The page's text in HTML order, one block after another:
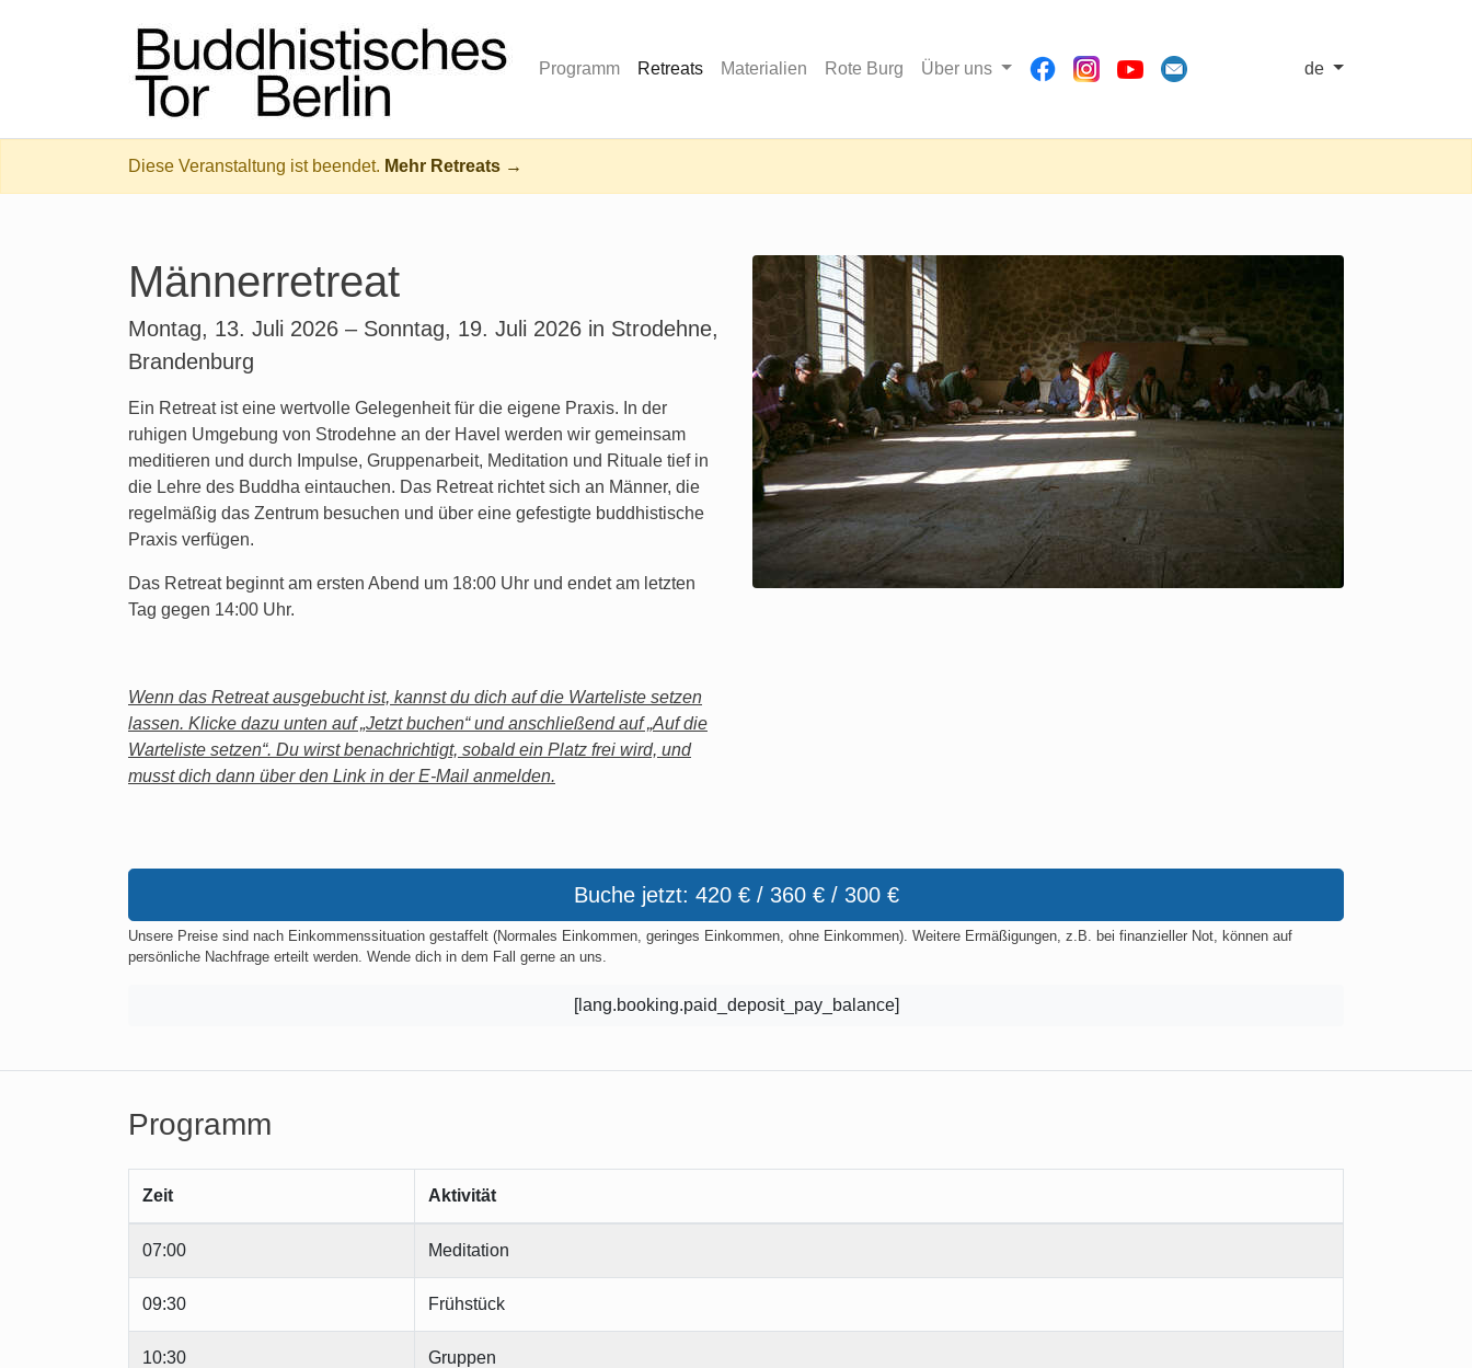
Programm Retreats Materialien Rote Burg Über uns de
Diese Veranstaltung ist beendet. Mehr Retreats →
Männerretreat
Montag, 13. Juli 2026 – Sonntag, 19. Juli 2026 in Strodehne,
Brandenburg
Ein Retreat ist eine wertvolle Gelegenheit für die eigene Praxis. In der
ruhigen Umgebung von Strodehne an der Havel werden wir gemeinsam
meditieren und durch Impulse, Gruppenarbeit, Meditation und Rituale tief in
die Lehre des Buddha eintauchen. Das Retreat richtet sich an Männer, die
regelmäßig das Zentrum besuchen und über eine gefestigte buddhistische
Praxis verfügen.
Das Retreat beginnt am ersten Abend um 18:00 Uhr und endet am letzten
Tag gegen 14:00 Uhr.
Wenn das Retreat ausgebucht ist, kannst du dich auf die Warteliste setzen
lassen. Klicke dazu unten auf „Jetzt buchen“ und anschließend auf „Auf die
Warteliste setzen“. Du wirst benachrichtigt, sobald ein Platz frei wird, und
musst dich dann über den Link in der E-Mail anmelden.
Buche jetzt: 420 € / 360 € / 300 €
Unsere Preise sind nach Einkommenssituation gestaffelt (Normales Einkommen, geringes Einkommen, ohne Einkommen). Weitere Ermäßigungen, z.B. bei finanzieller Not, können auf
persönliche Nachfrage erteilt werden. Wende dich in dem Fall gerne an uns.
[lang.booking.paid_deposit_pay_balance]
Programm
Zeit Aktivität
07:00 Meditation
09:30 Frühstück
10:30 Gruppen